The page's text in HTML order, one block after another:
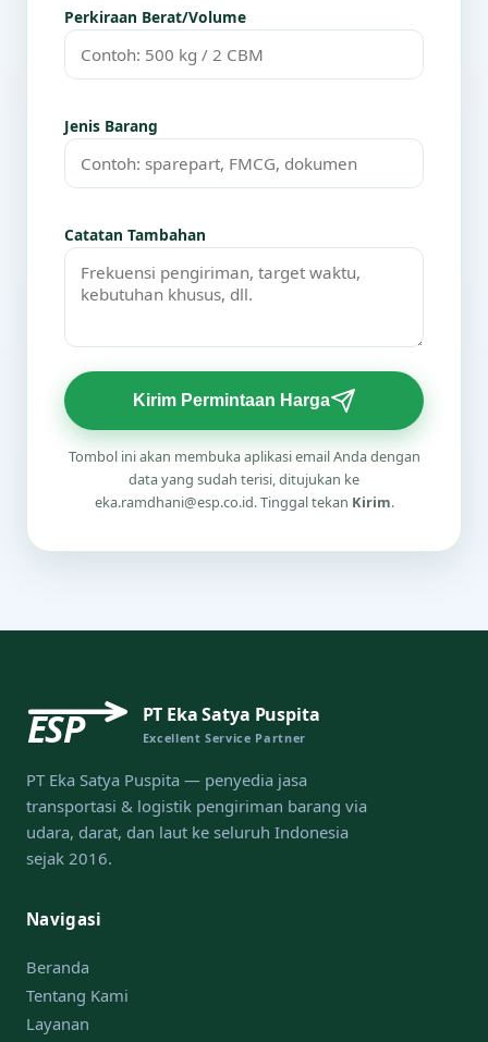
Perkiraan Berat/Volume
Jenis Barang
Catatan Tambahan
Kirim Permintaan Harga
Tombol ini akan membuka aplikasi email Anda dengan
data yang sudah terisi, ditujukan ke
eka.ramdhani@esp.co.id. Tinggal tekan Kirim.
ESP PT Eka Satya Puspita
Excellent Service Partner
PT Eka Satya Puspita — penyedia jasa
transportasi & logistik pengiriman barang via
udara, darat, dan laut ke seluruh Indonesia
sejak 2016.
Navigasi
Beranda
Tentang Kami
Layanan